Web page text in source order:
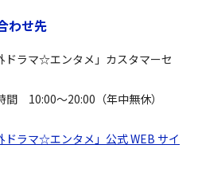
わせ先
ドラマ☆エンタメ」カスタマーセ
間 10:00～20:00（年中無休）
ドラマ☆エンタメ」公式 WEB サイ